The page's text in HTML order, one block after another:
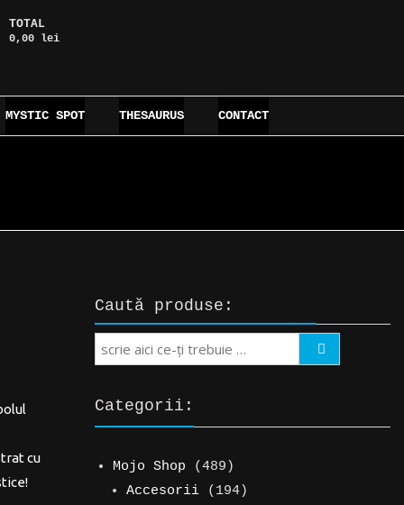
TOTAL
0,00 lei
MYSTIC SPOT THESAURUS CONTACT
cu
Caută produse:
Search
Categorii:
Mojo Shop 489489
de
Accesorii 194194